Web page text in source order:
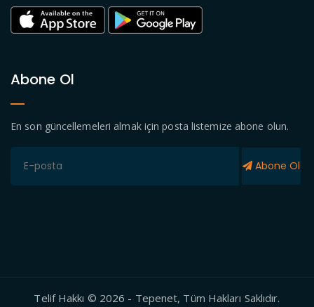
Abone Ol
En son güncellemeleri almak için posta listemize abone olun.
Abone Ol
Telif Hakkı © 2026 - Tepenet, Tüm Hakları Saklıdır.